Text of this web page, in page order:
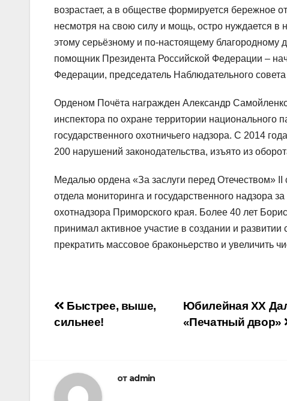
возрастает, а в обществе формируется бережное
несмотря на свою силу и мощь, остро нуждается в
этому серьёзному и по-настоящему благородному
помощник Президента Российской Федерации –
Федерации, председатель Наблюдательного
Орденом Почёта награжден Александр
инспектора по охране территории национального
государственного охотничьего надзора. С 2014
200 нарушений законодательства, изъято из
Медалью ордена «За заслуги перед Отечеством» II
отдела мониторинга и государственного надзора
охотнадзора Приморского края. Более 40 лет
принимал активное участие в создании и
прекратить массовое браконьерство и увеличить
Навигация
Юбилейная ХХ
«Печатный двор»
Быстрее, выше,
сильнее!
от admin